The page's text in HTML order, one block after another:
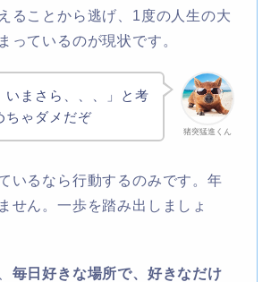
ることから逃げ、1度の人生の大
っているのが現状です。
猪突猛進くん
いまさら、、、」と考
ちゃダメだぞ
いるなら行動するのみです。年
せん。一歩を踏み出しましょ
毎日好きな場所で、好きなだけ